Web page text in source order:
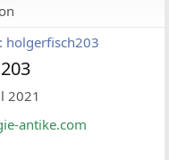
2021
antike.com